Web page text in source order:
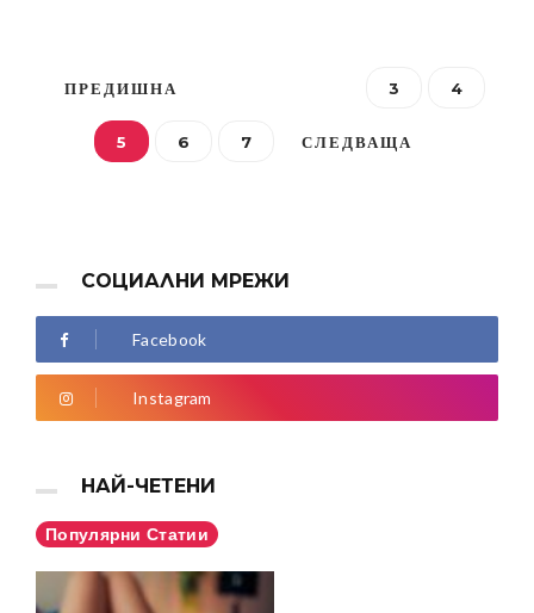
ПРЕДИШНА 3 4
5 6 7 СЛЕДВАЩА
СОЦИАЛНИ МРЕЖИ
Facebook
Instagram
НАЙ-ЧЕТЕНИ
Популярни Статии